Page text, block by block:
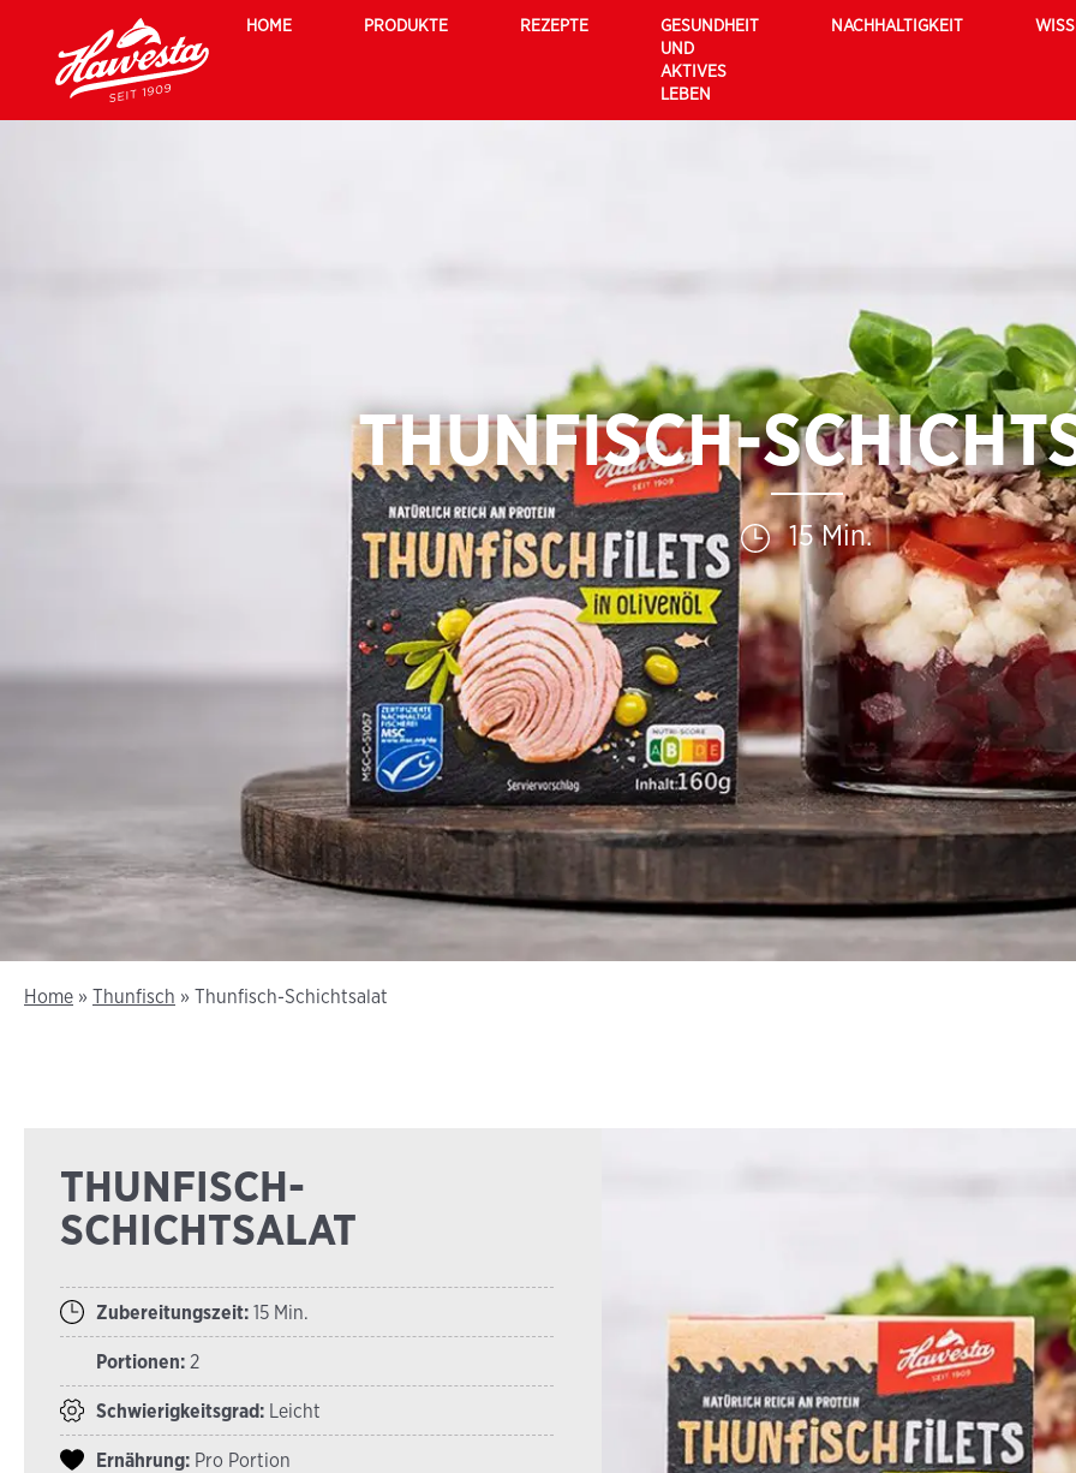
HOME PRODUKTE REZEPTE
GESUNDHEIT
UND
AKTIVES
LEBEN
NACHHALTIGKEIT
THUNFISCH-
15 Min.
Home » Thunfisch » Thunfisch-Schichtsalat
THUNFISCH-
SCHICHTSALAT
Zubereitungszeit: 15 Min.
Portionen: 2
Schwierigkeitsgrad: Leicht
Ernährung: Pro Portion